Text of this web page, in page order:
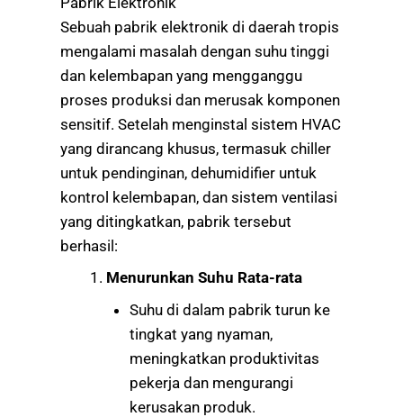
Sebuah pabrik elektronik di daerah tropis
mengalami masalah dengan suhu tinggi
dan kelembapan yang mengganggu
proses produksi dan merusak komponen
sensitif. Setelah menginstal sistem HVAC
yang dirancang khusus, termasuk chiller
untuk pendinginan, dehumidifier untuk
kontrol kelembapan, dan sistem ventilasi
yang ditingkatkan, pabrik tersebut
berhasil:
Menurunkan Suhu Rata-rata
Suhu di dalam pabrik turun ke
tingkat yang nyaman,
meningkatkan produktivitas
pekerja dan mengurangi
kerusakan produk.